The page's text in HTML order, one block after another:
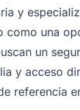
y
como una
un
y acceso
referencia